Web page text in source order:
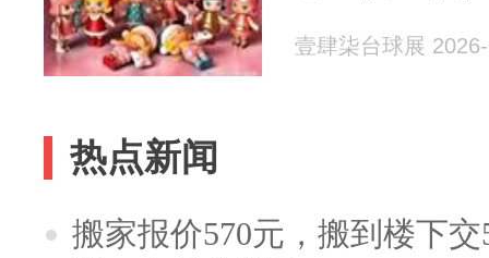
壹肆柒台球展
热点新闻
搬家报价570元，搬到楼下